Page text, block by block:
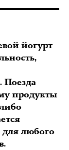
йогурт
Поезда
продукты
любого